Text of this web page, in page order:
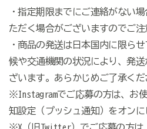
・指定期限までにご連絡がない
ただく場合がございますのでご注
・商品の発送は日本国内に限ら
候や交通機関の状況により、発
ざいます。あらかじめご了承くだ
※Instagramでご応募の方は、お
知設定（プッシュ通知）をオンに